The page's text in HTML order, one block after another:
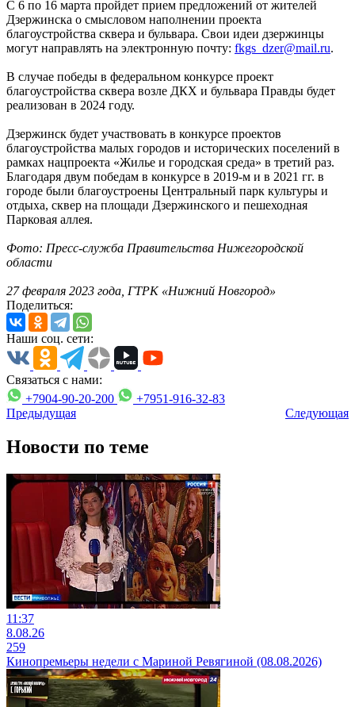
С 6 по 16 марта пройдет прием предложений от жителей
Дзержинска о смысловом наполнении проекта
благоустройства сквера и бульвара. Свои идеи дзержинцы
могут направлять на электронную почту: fkgs_dzer@mail.ru.
В случае победы в федеральном конкурсе проект
благоустройства сквера возле ДКХ и бульвара Правды будет
реализован в 2024 году.
Дзержинск будет участвовать в конкурсе проектов
благоустройства малых городов и исторических поселений в
рамках нацпроекта «Жилье и городская среда» в третий раз.
Благодаря двум победам в конкурсе в 2019-м и в 2021 гг. в
городе были благоустроены Центральный парк культуры и
отдыха, сквер на площади Дзержинского и пешеходная
Парковая аллея.
Фото: Пресс-служба Правительства Нижегородской
области
27 февраля 2023 года, ГТРК «Нижний Новгород»
Поделиться:
Наши соц. сети:
Связаться с нами:
+7904-90-20-200
+7951-916-32-83
Предыдущая
Следующая
Новости по теме
11:37
8.08.26
259
Кинопремьеры недели с Мариной Ревягиной (08.08.2026)